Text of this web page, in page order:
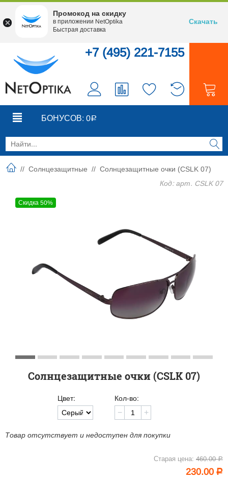
+7 (495) 221-7155
БОНУСОВ: 0Р
// Солнцезащитные // Солнцезащитные очки (CSLK 07)
Код: арт. CSLK 07
Скидка 50%
Солнцезащитные очки (CSLK 07)
Цвет: Кол-во:
− +
Товар отсутствует и недоступен для покупки
Старая цена: 460.00 Р
230.00 Р
Промокод на скидку
в приложении NetOptika
Быстрая доставка
Скачать